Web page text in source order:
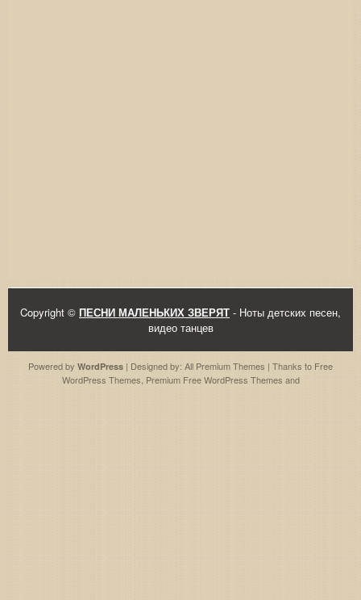
Copyright © ПЕСНИ МАЛЕНЬКИХ ЗВЕРЯТ - Ноты детских песен,
видео танцев
Powered by WordPress | Designed by: All Premium Themes | Thanks to Free
WordPress Themes Premium Free WordPress Themes and